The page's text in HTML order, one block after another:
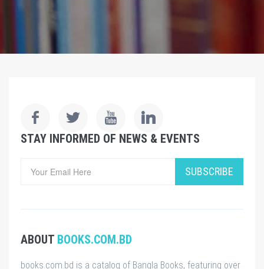
STAY INFORMED OF NEWS & EVENTS
SUBSCRIBE
ABOUT BOOKS.COM.BD
books.com.bd is a catalog of Bangla Books, featuring over